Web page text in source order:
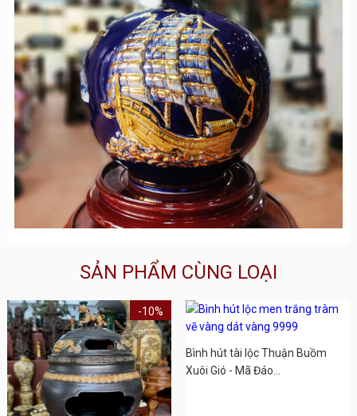
SẢN PHẨM CÙNG LOẠI
-10%
Bình hút tài lộc Thuận Buồm
Xuôi Gió - Mã Đáo...